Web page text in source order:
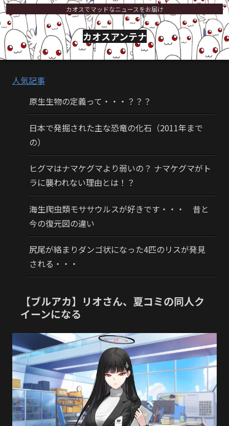
カオスでマッドなニュースをお届け
カオスアンテナ
人気記事
原生生物の定義って・・・？？？
日本で発掘された主な恐竜の化石（2011年まで
の）
ヒグマはナマケグマより弱いの？ ナマケグマがト
ラに襲われない理由とは！？
海生爬虫類モササウルスが好きです・・・ 昔と
今の復元図の違い
尻尾が絡まりダンゴ状になった4匹のリスが発見
される・・・
【ブルアカ】リオさん、夏コミの同人ク
イーンになる